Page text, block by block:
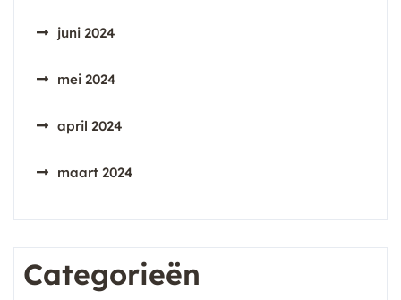
juni 2024
mei 2024
april 2024
maart 2024
Categorieën